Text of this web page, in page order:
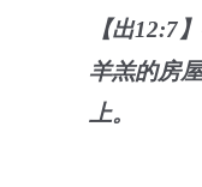
【出12:7
羊羔的房
上。